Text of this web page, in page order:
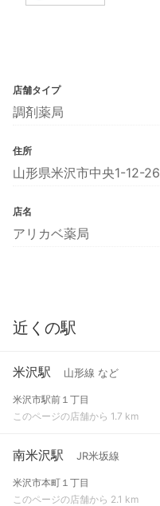
店舗タイプ
調剤薬局
住所
山形県米沢市中央1-12-26
店名
アリカベ薬局
近くの駅
米沢駅 山形線 など
米沢市駅前１丁目
このページの店舗から 1.7 km
南米沢駅 JR米坂線
米沢市本町１丁目
このページの店舗から 2.1 km